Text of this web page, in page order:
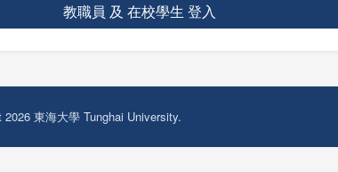
教職員 及 在校學生 登入
東海大學 Tunghai University.